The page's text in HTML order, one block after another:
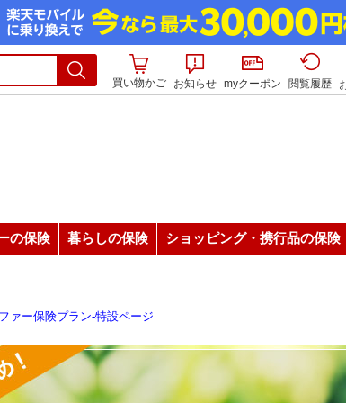
買い物かご
お知らせ myクーポン 閲覧履歴
の保険 暮らしの保険 ショッピング・携行品の保険
ァー保険プラン-特設ページ